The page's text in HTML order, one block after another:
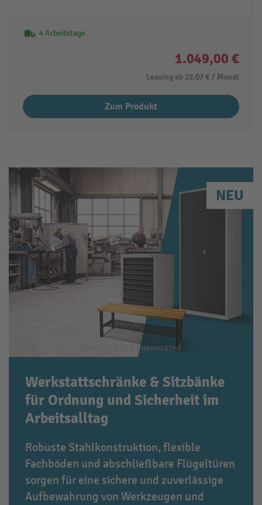
4 Arbeitstage
1.049,00 €
Leasing ab 22,07 € / Monat
Zum Produkt
NEU
Werkstattschränke & Sitzbänke
für Ordnung und Sicherheit im
Arbeitsalltag
Robuste Stahlkonstruktion, flexible
Fachböden und abschließbare Flügeltüren
sorgen für eine sichere und zuverlässige
Aufbewahrung von Werkzeugen und